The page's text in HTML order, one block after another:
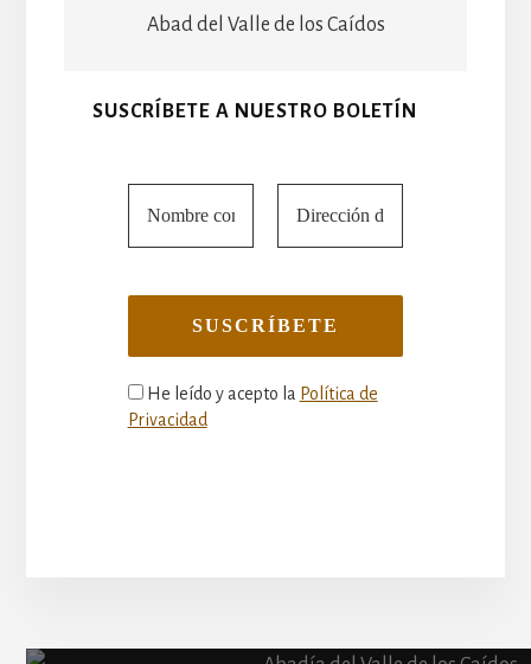
Abad del Valle de los Caídos
SUSCRÍBETE A NUESTRO BOLETÍN
He leído y acepto la Política de
Privacidad
Content